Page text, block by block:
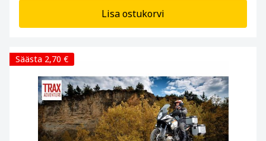
Lisa ostukorvi
Säästa 2,70 €